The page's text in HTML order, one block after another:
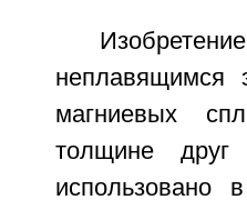
неплавящимся
магниевых
толщине
использовано